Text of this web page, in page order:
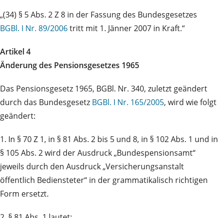
„(34) § 5 Abs. 2 Z 8 in der Fassung des Bundesgesetzes
BGBl. I Nr. 89/2006tritt mit 1. Jänner 2007 in Kraft.“
Artikel 4
Änderung des Pensionsgesetzes 1965
Das Pensionsgesetz 1965, BGBl. Nr. 340, zuletzt geändert
durch das Bundesgesetz BGBl. I Nr. 165/2005, wird wie folgt
geändert:
1. In § 70 Z 1, in § 81 Abs. 2 bis 5 und 8, in § 102 Abs. 1 und in
§ 105 Abs. 2 wird der Ausdruck „Bundespensionsamt“
jeweils durch den Ausdruck „Versicherungsanstalt
öffentlich Bediensteter“ in der grammatikalisch richtigen
Form ersetzt.